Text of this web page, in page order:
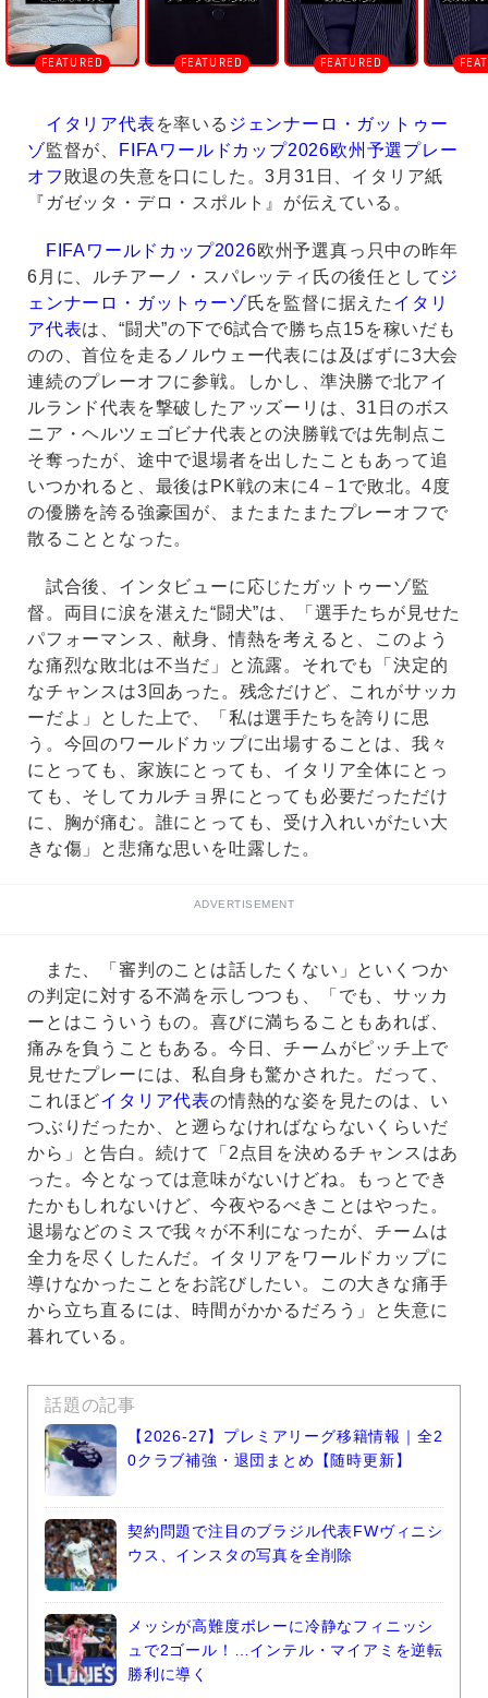
イタリア代表 を率いる ジェンナーロ・ガットゥー
ゾ監督が、
FIFAワールドカップ2026欧州予選プレー
オフ 敗退の失意を口にした。3月31日、イタリア紙
『ガゼッタ・デロ・スポルト』が伝えている。
FIFAワールドカップ2026欧州予選真っ只中の昨年
6月に、ルチアーノ・スパレッティ氏の後任として ジ
ェンナーロ・ガットゥーゾ氏を監督に据えた イタリ
ア代表は、“闘犬”の下で6試合で勝ち点15を稼いだも
のの、首位を走るノルウェー代表には及ばずに3大会
連続のプレーオフに参戦。しかし、準決勝で北アイ
ルランド代表を撃破したアッズーリは、31日のボス
ニア・ヘルツェゴビナ代表との決勝戦では先制点こ
そ奪ったが、途中で退場者を出したこともあって追
いつかれると、最後はPK戦の末に4－1で敗北。4度
の優勝を誇る強豪国が、またまたまたプレーオフで
散ることとなった。
試合後、インタビューに応じたガットゥーゾ監
督。両目に涙を湛えた“闘犬”は、「選手たちが見せた
パフォーマンス、献身、情熱を考えると、このよう
な痛烈な敗北は不当だ」と流露。それでも「決定的
なチャンスは3回あった。残念だけど、これがサッカ
ーだよ」とした上で、「私は選手たちを誇りに思
う。今回のワールドカップに出場することは、我々
にとっても、家族にとっても、イタリア全体にとっ
ても、そしてカルチョ界にとっても必要だっただけ
に、胸が痛む。誰にとっても、受け入れいがたい大
きな傷」と悲痛な思いを吐露した。
ADVERTISEMENT
また、「審判のことは話したくない」といくつか
の判定に対する不満を示しつつも、「でも、サッカ
ーとはこういうもの。喜びに満ちることもあれば、
痛みを負うこともある。今日、チームがピッチ上で
見せたプレーには、私自身も驚かされた。だって、
これほどイタリア代表の情熱的な姿を見たのは、い
つぶりだったか、と遡らなければならないくらいだ
から」と告白。続けて「2点目を決めるチャンスはあ
った。今となっては意味がないけどね。もっとでき
たかもしれないけど、今夜やるべきことはやった。
退場などのミスで我々が不利になったが、チームは
全力を尽くしたんだ。イタリアをワールドカップに
導けなかったことをお詫びしたい。この大きな痛手
から立ち直るには、時間がかかるだろう」と失意に
暮れている。
話題の記事
【2026-27】プレミアリーグ移籍情報｜全2
0クラブ補強・退団まとめ【随時更新】
契約問題で注目のブラジル代表FWヴィニシ
ウス、インスタの写真を全削除
メッシが高難度ボレーに冷静なフィニッシ
ュで2ゴール！…インテル・マイアミを逆転
勝利に導く